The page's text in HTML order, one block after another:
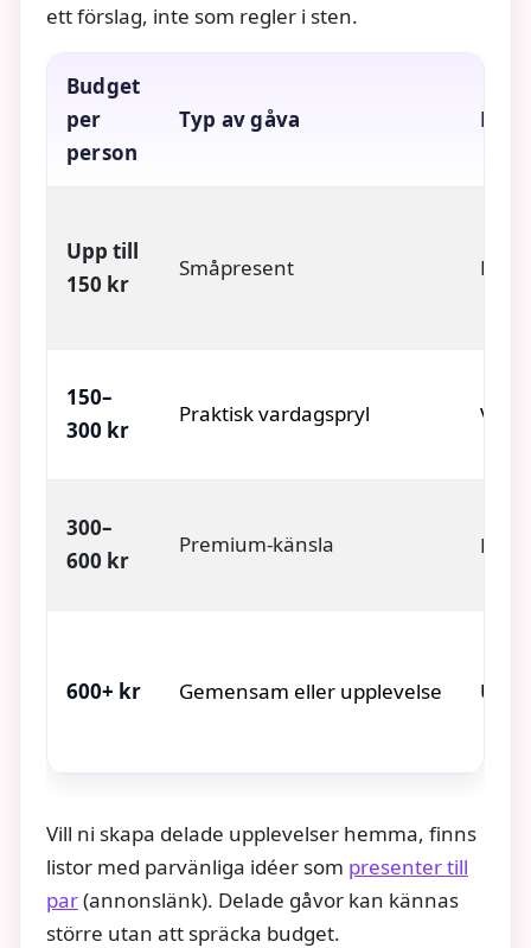
ett förslag, inte som regler i sten.
Budget
per
person
Typ av gåva
Upp till
150 kr
Småpresent
150–
300 kr
Praktisk vardagspryl
300–
600 kr
Premium-känsla
600+ kr Gemensam eller upplevelse
Vill ni skapa delade upplevelser hemma, finns
listor med parvänliga idéer som presenter till
par(annonslänk). Delade gåvor kan kännas
större utan att spräcka budget.